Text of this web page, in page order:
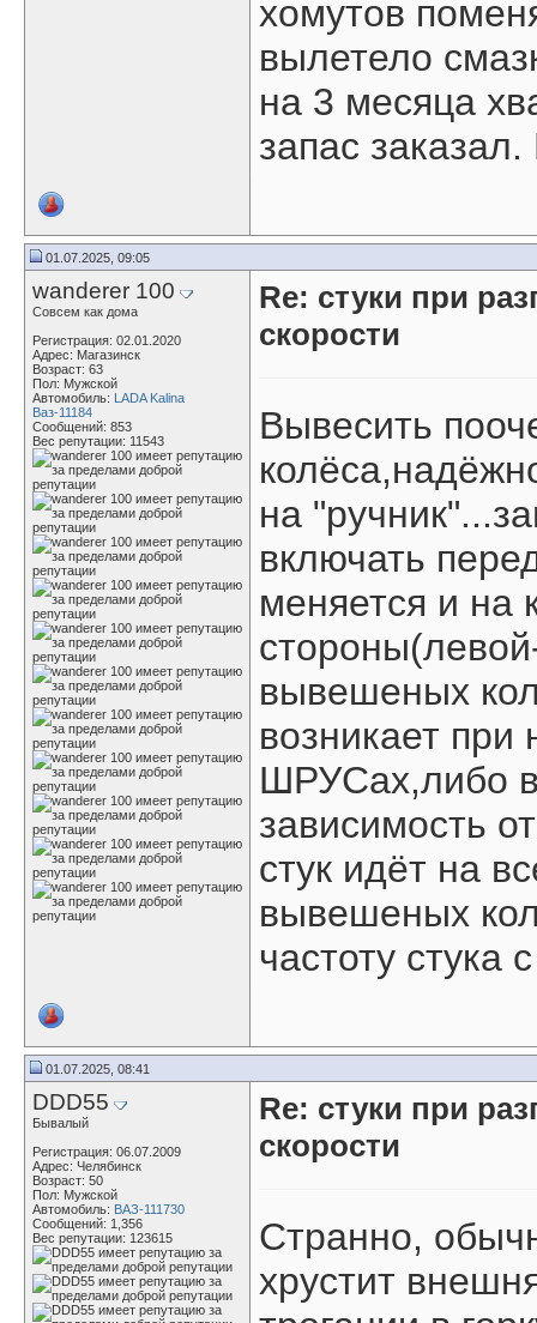
хомутов
вылетело
на 3 месяца
запас
01.07.2025, 09:05
wanderer 100
Совсем как дома
Регистрация: 02.01.2020
Адрес: Магазинск
Возраст: 63
Пол: Мужской
Автомобиль: LADA Kalina
Ваз-11184
Сообщений: 853
Вес репутации: 11543
Re: стуки при
скорости
Вывесить
на
включать
меняется и на
вывешеных
возникает при
ШРУСах,либо
зависимость
стук идёт на
вывешеных
частоту стука
01.07.2025, 08:41
DDD55
Бывалый
Регистрация: 06.07.2009
Адрес: Челябинск
Возраст: 50
Пол: Мужской
Автомобиль: ВАЗ-111730
Сообщений: 1,356
Вес репутации: 123615
Re: стуки при
скорости
Странно,
хрустит